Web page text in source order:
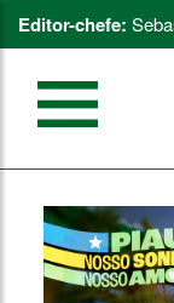
Editor-chefe: